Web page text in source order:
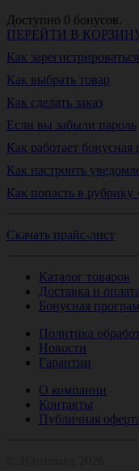
Доступно 0 бонусов.
ПЕРЕЙТИ В
Как
Как выбрать товар
Как сделать заказ
Если вы забыли пароль
Как работает бонусная
Как настроить
Как попасть в
Скачать прайс-лист
Каталог товаров
Доставка и оплата
Бонусная
Политика
Новости
Гарантии
О компании
Контакты
Публичная